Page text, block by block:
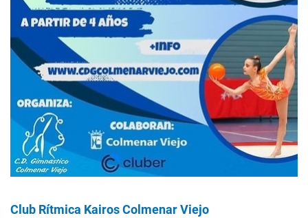
Club Rítmica Kairos Colmenar Viejo